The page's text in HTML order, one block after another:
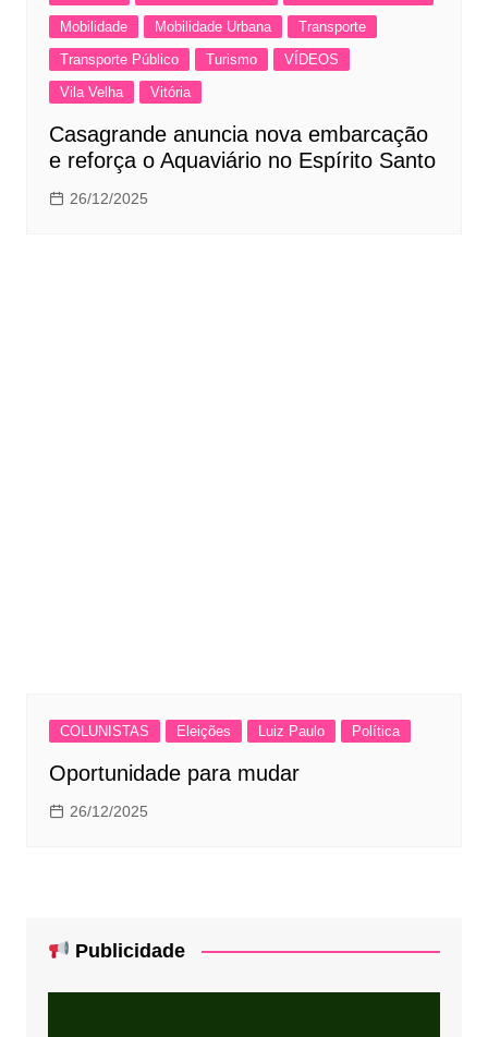
Mobilidade
Mobilidade Urbana
Transporte
Transporte Público
Turismo
VÍDEOS
Vila Velha
Vitória
Casagrande anuncia nova embarcação
e reforça o Aquaviário no Espírito Santo
26/12/2025
COLUNISTAS Eleições Luiz Paulo Política
Oportunidade para mudar
26/12/2025
Publicidade